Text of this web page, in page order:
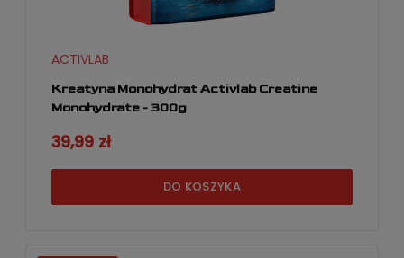
Kreatyna Monohydrat Activlab Creatine
Monohydrate - 300g
ACTIVLAB
39,99 zł
DO KOSZYKA